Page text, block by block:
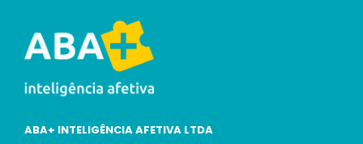
ABA+ INTELIGÊNCIA AFETIVA LTDA